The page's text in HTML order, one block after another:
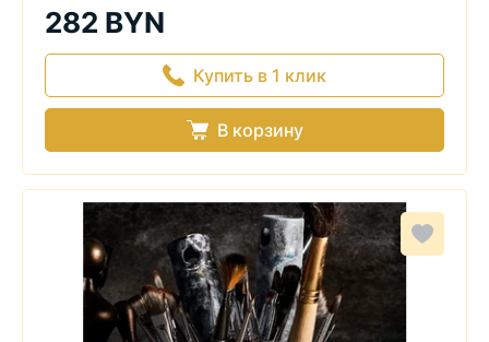
282 BYN
Купить в 1 клик
В корзину